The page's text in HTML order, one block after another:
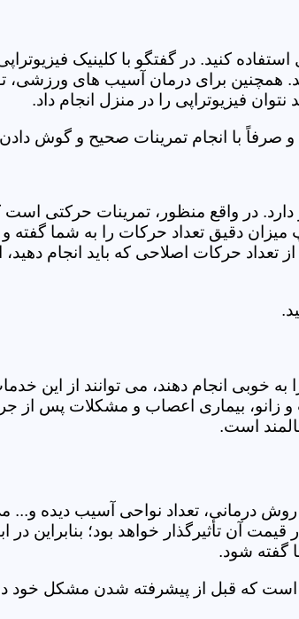
کنید. در گفتگو با کلینیک
برای درمان آسیب های ورزشی،
فیزیوتراپی را در منزل انجام داد.
با انجام تمرینات صحیح و گوش دادن
دارد. در واقع منظور، تمرینات حرکتی
دقیق تعداد حرکات را به شما گفته
حرکات اصلاحی که باید انجام دهید،
انجام دهند، می توانند از این
بیماری اعصاب و مشکلات پس از
است.
روش درمانی، تعداد نواحی آسیب دیده
آن تأثیرگذار خواهد بود؛ بنابراین
گفته شود.
است که قبل از پیشرفته شدن مشکل خود